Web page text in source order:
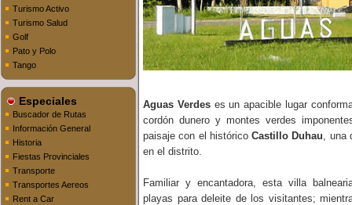
Turismo Activo
Turismo Salud
Golf
Pato y Polo
Tango
Especiales
Buscador de Rutas
Información General
Historia
Fiestas Provinciales
Transporte
Transportes Aereos
Rent a Car
Aguas Verdeses un apacible lugar
cordón dunero y montes verdes
paisaje con el históricoCastillo Duhau, una
en el distrito.
Familiar y encantadora, esta villa
playas para deleite de los visitantes;